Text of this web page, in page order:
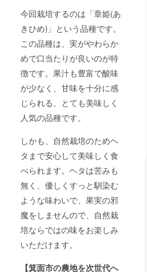
今回栽培するのは「章姫(あ
きひめ)」という品種です。
この品種は、実がやわらか
めで口当たりが良いのが特
徴です。果汁も豊富で酸味
が少なく、甘味を十分に感
じられる、とても美味しく
人気の品種です。
しかも、自然栽培のためヘ
タまで安心して美味しく食
べられます。ヘタは苦みも
無く、優しくすっと馴染む
ような味わいで、果実の邪
魔をしませんので、自然栽
培ならではの味をお楽しみ
いただけます。
【箕面市の農地を次世代へ